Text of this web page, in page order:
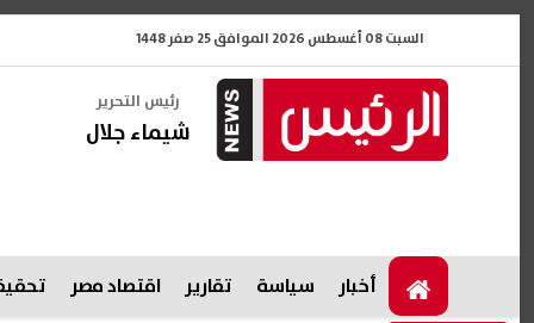
السبت 08 أغسطس 2026 الموافق 25 صفر 1448
رئيس التحرير
شيماء جلال
أخبار سياسة تقارير اقتصاد مصر